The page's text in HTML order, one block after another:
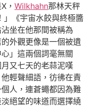
， Wilkhahn那林天秤
」《宇宙水餃與終極醬
坐在他那間被稱為
外觀更像是一個被遺
」這兩個詞毫無關
又七天的老蒜泥嘆
輕聲細語，彷彿在責
人，連蒼蠅都因為難
絕望的味道而選擇繞